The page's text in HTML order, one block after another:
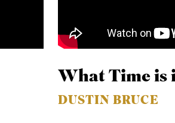
What Time is
DUSTIN BRUCE